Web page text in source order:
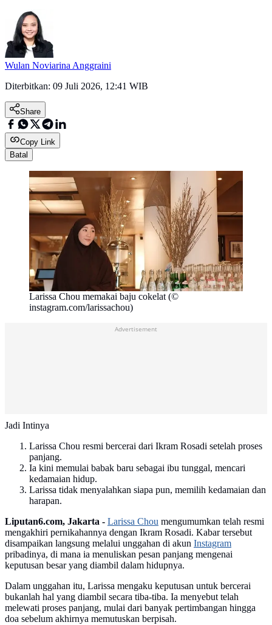
Wulan Noviarina Anggraini
Diterbitkan: 09 Juli 2026, 12:41 WIB
Share
Copy Link
Batal
Larissa Chou memakai baju cokelat (©
instagram.com/larissachou)
Advertisement
Jadi Intinya
Larissa Chou resmi bercerai dari Ikram Rosadi setelah proses
panjang.
Ia kini memulai babak baru sebagai ibu tunggal, mencari
kedamaian hidup.
Larissa tidak menyalahkan siapa pun, memilih kedamaian dan
harapan.
Liputan6.com, Jakarta - Larissa Chou mengumumkan telah resmi
mengakhiri pernikahannya dengan Ikram Rosadi. Kabar tersebut
disampaikan langsung melalui unggahan di akun Instagram
pribadinya, di mana ia menuliskan pesan panjang mengenai
keputusan besar yang diambil dalam hidupnya.
Dalam unggahan itu, Larissa mengaku keputusan untuk bercerai
bukanlah hal yang diambil secara tiba-tiba. Ia menyebut telah
melewati proses panjang, mulai dari banyak pertimbangan hingga
doa sebelum akhirnya memutuskan berpisah.